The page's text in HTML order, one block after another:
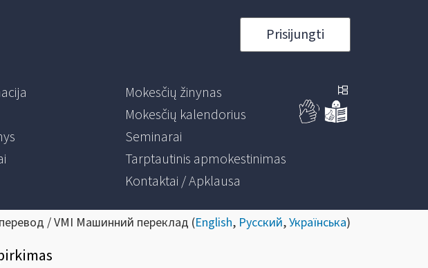
Prisijungti
Mokesčių žinynas
Mokesčių kalendorius
Seminarai
Tarptautinis apmokestinimas
Kontaktai / Apklausa
/ VMI Машинний переклад (English, Русский,Українська)